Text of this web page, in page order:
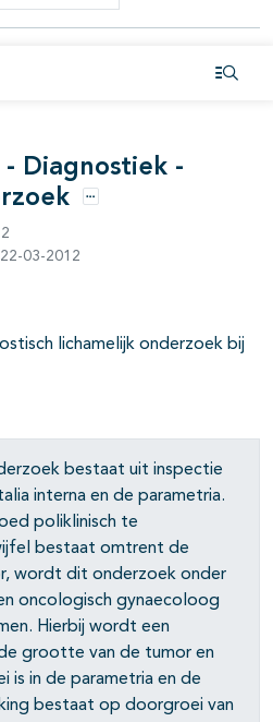
- Diagnostiek -
Opties
22-03-2012
lichamelijk onderzoek bij
bestaat uit inspectie
interna en de parametria.
poliklinisch te
bestaat omtrent de
wordt dit onderzoek onder
oncologisch gynaecoloog
Hierbij wordt een
grootte van de tumor en
is in de parametria en de
bestaat op doorgroei van